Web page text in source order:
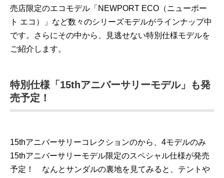
売店限定のエコモデル「NEWPORT ECO（ニューポー
ト エコ）」など数々のシリーズモデルがラインナップ中
です。さらにその中から、見逃せない特別仕様モデルを
ご紹介します。
特別仕様「15thアニバーサリーモデル」も発
売予定！
15thアニバーサリーコレクションのから、4モデルのみ
15thアニバーサリーモデル限定のスペシャル仕様が発売
予定！ なんとサンダルの裏地を見てみると、テントや